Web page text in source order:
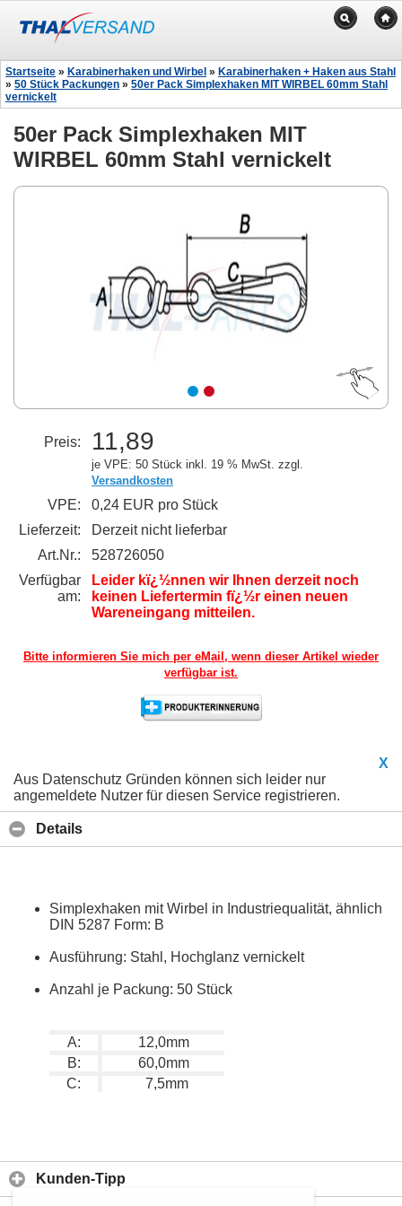
Startseite » Karabinerhaken und Wirbel » Karabinerhaken + Haken aus Stahl
» 50 Stück Packungen » 50er Pack Simplexhaken MIT WIRBEL 60mm Stahl
vernickelt
50er Pack Simplexhaken MIT
WIRBEL 60mm Stahl vernickelt
Preis: 11,89
je VPE: 50 Stück inkl. 19 % MwSt. zzgl.
Versandkosten
VPE:
0,24 EUR pro Stück
Lieferzeit:
Derzeit nicht lieferbar
Art.Nr.:
528726050
Verfügbar
am:
Leider kï¿½nnen wir Ihnen derzeit noch
keinen Liefertermin fï¿½r einen neuen
Wareneingang mitteilen.
Bitte informieren Sie mich per eMail, wenn dieser Artikel wieder
verfügbar ist.
X
Aus Datenschutz Gründen können sich leider nur
angemeldete Nutzer für diesen Service registrieren.
Details
Simplexhaken mit Wirbel in Industriequalität, ähnlich
DIN 5287 Form: B
Ausführung: Stahl, Hochglanz vernickelt
Anzahl je Packung: 50 Stück
A:
12,0mm
B:
60,0mm
C:
7,5mm
Kunden-Tipp